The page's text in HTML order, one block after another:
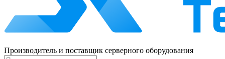
Производитель и поставщик серверного оборудования